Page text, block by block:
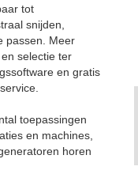
tot
snijden,
passen. Meer
selectie ter
en gratis
toepassingen
en machines,
horen